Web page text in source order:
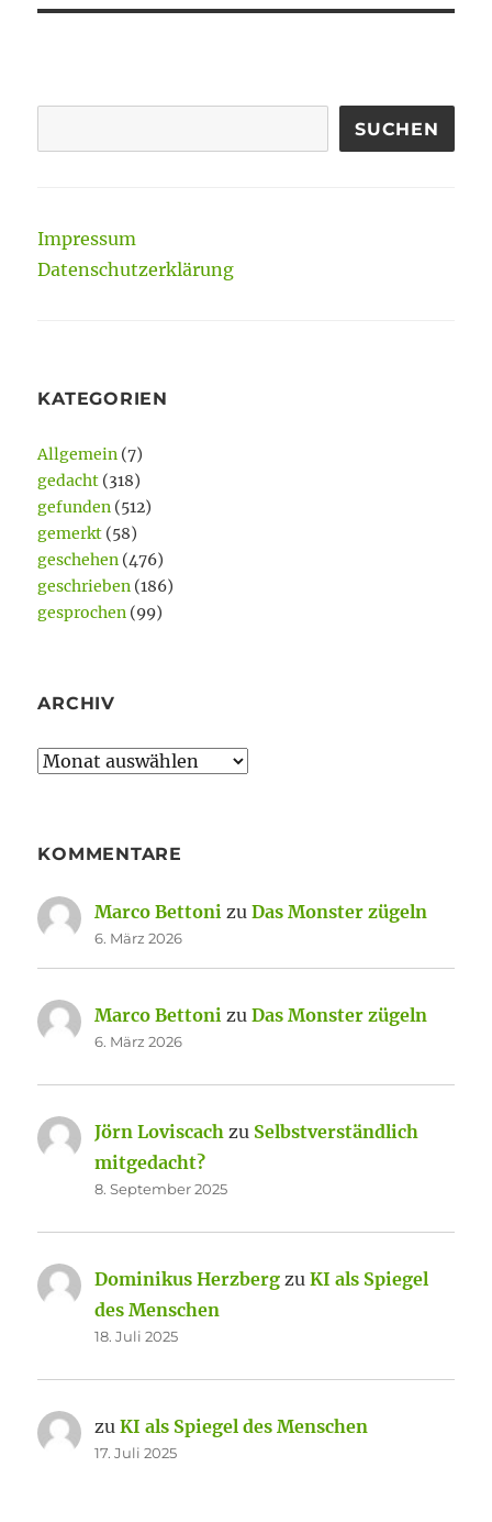
SUCHEN
Impressum
Datenschutzerklärung
KATEGORIEN
Allgemein (7)
gedacht (318)
gefunden (512)
gemerkt (58)
geschehen (476)
geschrieben (186)
gesprochen (99)
ARCHIV
Archiv
KOMMENTARE
Marco Bettoni zuDas Monster zügeln
6. März 2026
Marco Bettoni zuDas Monster zügeln
6. März 2026
Jörn Loviscach zu Selbstverständlich
mitgedacht?
8. September 2025
Dominikus Herzberg zuKI als Spiegel
des Menschen
18. Juli 2025
zuKI als Spiegel des Menschen
17. Juli 2025